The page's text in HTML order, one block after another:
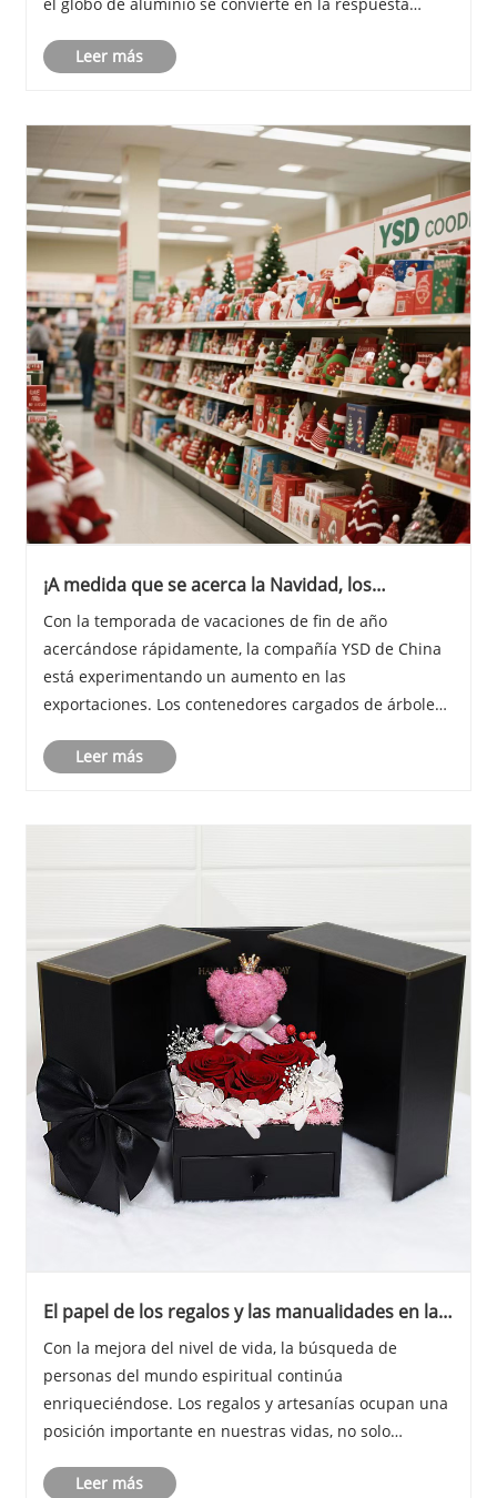
el globo de aluminio se convierte en la respuesta
tradicionales, los globos de aluminio no solo ......
Leer más
¡A medida que se acerca la Navidad, los
hotcakes en todo el mundo!
Con la temporada de vacaciones de fin de año
acercándose rápidamente, la compañía YSD de China
está experimentando un aumento en las
exportaciones. Los contenedores cargados de árboles
mercancías festivas se están enviando desde los
Leer más
El papel de los regalos y las manualidades en la
Con la mejora del nivel de vida, la búsqueda de
personas del mundo espiritual continúa
enriqueciéndose. Los regalos y artesanías ocupan una
posición importante en nuestras vidas, no solo
agregan belleza y calidez a nuestras vidas.
Leer más